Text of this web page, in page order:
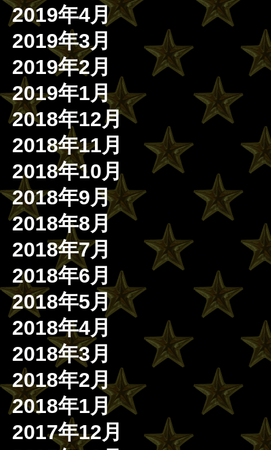
2019年4月
2019年3月
2019年2月
2019年1月
2018年12月
2018年11月
2018年10月
2018年9月
2018年8月
2018年7月
2018年6月
2018年5月
2018年4月
2018年3月
2018年2月
2018年1月
2017年12月